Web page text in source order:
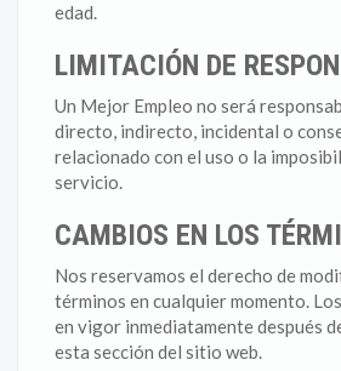
edad.
LIMITACIÓN DE
Un Mejor Empleo no será
directo, indirecto, incidental o
relacionado con el uso o la
servicio.
CAMBIOS EN LOS
Nos reservamos el derecho de
términos en cualquier momento.
en vigor inmediatamente después
esta sección del sitio web.